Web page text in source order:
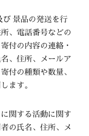
び 景品の発送を行
、電話番号などの
付の内容の連絡・
、住所、メールア
付の種類や数量、
ます。
関する活動に関す
の氏名、住所、メ